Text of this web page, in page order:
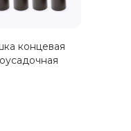
концевая